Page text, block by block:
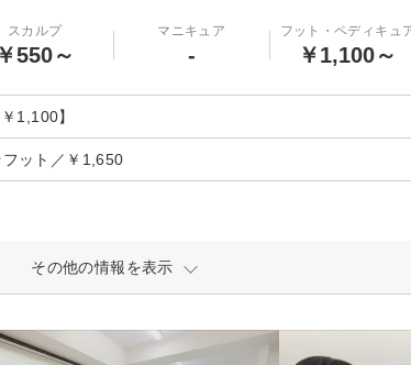
スカルプ
￥550～
マニキュア
-
フット・ペディキュ
￥1,100～
1,100】
ット／￥1,650
その他の情報を表示